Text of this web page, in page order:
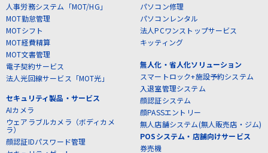
人事労務システム「MOT/HG」
MOT勤怠管理
MOTシフト
MOT経費精算
MOT文書管理
電子契約サービス
法人光回線サービス「MOT光」
セキュリティ製品・サービス
AIカメラ
ウェアラブルカメラ（ボディカメ
ラ）
顔認証IDパスワード管理
パソコン修理
パソコンレンタル
法人PCワンストップサービス
キッティング
無人化・省人化ソリューション
スマートロック+施設予約システム
入退室管理システム
顔認証システム
顔PASSエントリー
無人店舗システム(無人販売店・ジム)
POSシステム・店舗向けサービス
券売機